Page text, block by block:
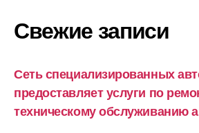
Свежие записи
Сеть специализированных
предоставляет услуги по
техническому обслуживанию